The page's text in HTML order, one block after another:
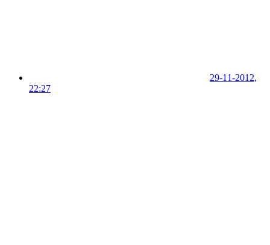
29-11-2012,
22:27